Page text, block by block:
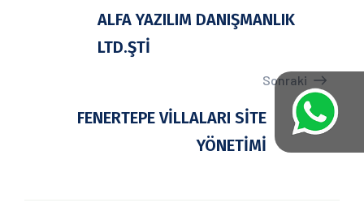
ALFA YAZILIM DANIŞMANLIK
LTD.ŞTİ
Sonraki
FENERTEPE VİLLALARI SİTE
YÖNETİMİ